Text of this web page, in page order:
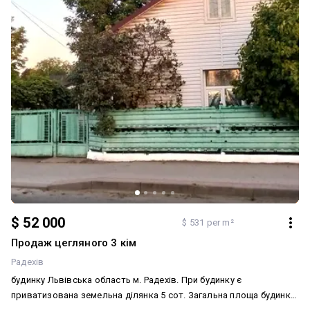
$ 52 000 $ 531 per m²
Продаж цегляного 3 кім
Радехів
будинку Львівська область м. Радехів. При будинку є
приватизована земельна ділянка 5 сот. Загальна площа будинку